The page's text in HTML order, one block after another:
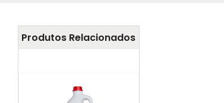
Produtos Relacionados